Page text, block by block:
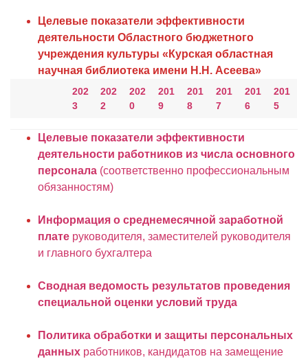
Целевые показатели эффективности
деятельности Областного бюджетного
учреждения культуры «Курская областная
научная библиотека имени Н.Н. Асеева»
202
3
202
2
202
0
201
9
201
8
201
7
201
6
201
5
Целевые показатели эффективности
деятельности работников из числа основного
персонала (соответственно профессиональным
обязанностям)
Информация о среднемесячной заработной
плате руководителя, заместителей руководителя
и главного бухгалтера
Сводная ведомость результатов проведения
специальной оценки условий труда
Политика обработки и защиты персональных
данных работников, кандидатов на замещение